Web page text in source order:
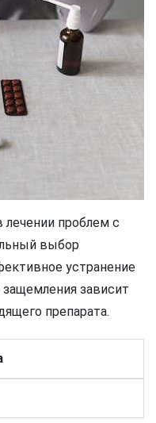
проблем с
выбор
устранение
зависит
препарата.